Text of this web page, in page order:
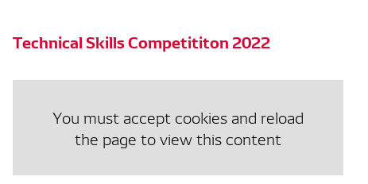
Technical Skills Competititon 2022
You must accept cookies and reload
the page to view this content